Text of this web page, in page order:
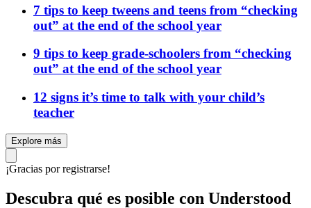
7 tips to keep tweens and teens from “checking
out” at the end of the school year
9 tips to keep grade-schoolers from “checking
out” at the end of the school year
12 signs it’s time to talk with your child’s
teacher
Explore más
¡Gracias por registrarse!
Descubra qué es posible con Understood